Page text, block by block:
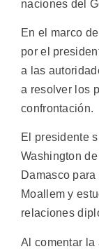
naciones del
En el marco
por el
a las
a resolver los
confrontación.
El presidente
Washington
Damasco
Moallem y
relaciones
Al comentar la